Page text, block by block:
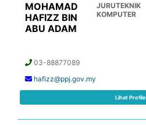
MOHAMAD
HAFIZZ BIN
ABU ADAM
JURUTEKNIK
KOMPUTER
03-88877089
hafizz@ppj.gov.my
Lihat Profile